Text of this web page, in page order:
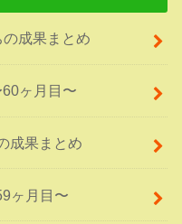
の成果まとめ
ヶ月目〜
成果まとめ
ヶ月目〜